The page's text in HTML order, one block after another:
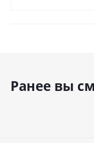
Ранее вы